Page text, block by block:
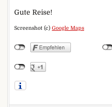
Gute Reise!
Screenshot (c) Google Maps